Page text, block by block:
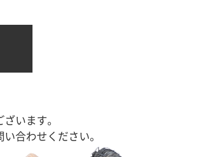
います。
合わせください。